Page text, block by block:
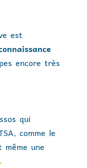
est
encore très
qui
comme le
une